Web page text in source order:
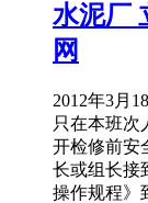
水泥厂
网
2012年3月
只在本班次
开检修前安
长或组长接
操作规程》